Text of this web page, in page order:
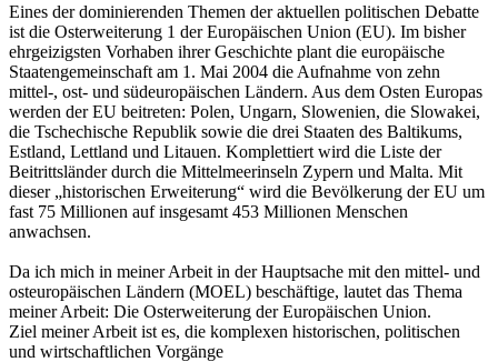
Eines der dominierenden Themen der aktuellen politischen Debatte
ist die Osterweiterung 1 der Europäischen Union (EU). Im bisher
ehrgeizigsten Vorhaben ihrer Geschichte plant die europäische
Staatengemeinschaft am 1. Mai 2004 die Aufnahme von zehn
mittel-, ost- und südeuropäischen Ländern. Aus dem Osten Europas
werden der EU beitreten: Polen, Ungarn, Slowenien, die Slowakei,
die Tschechische Republik sowie die drei Staaten des Baltikums,
Estland, Lettland und Litauen. Komplettiert wird die Liste der
Beitrittsländer durch die Mittelmeerinseln Zypern und Malta. Mit
dieser „historischen Erweiterung“ wird die Bevölkerung der EU um
fast 75 Millionen auf insgesamt 453 Millionen Menschen
anwachsen.
Da ich mich in meiner Arbeit in der Hauptsache mit den mittel- und
osteuropäischen Ländern (MOEL) beschäftige, lautet das Thema
meiner Arbeit: Die Osterweiterung der Europäischen Union.
Ziel meiner Arbeit ist es, die komplexen historischen, politischen
und wirtschaftlichen Vorgänge